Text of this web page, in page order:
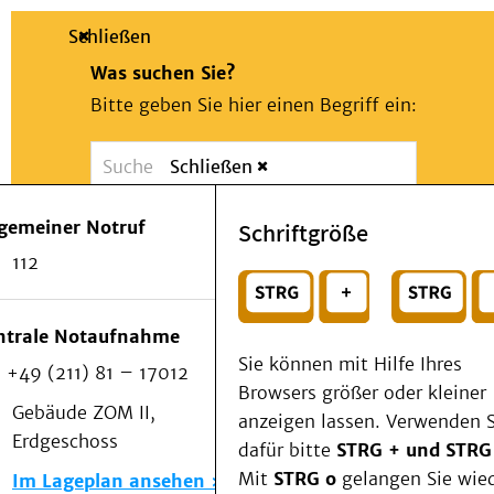
Suche
Schließen
Was suchen Sie?
Bitte geben Sie hier einen Begriff ein:
Suchen
Wählen Sie ein Thema für Ihren
Notfall
Schließen
Notruf
112
Notaufnahme
+49 (211) 81 – 17012
Gebäude ZOM II,
Erdgeschoss
Im Lageplan ansehen
Schriftgröße
Sie können mit Hilfe Ihres
Browsers größer oder kleiner
anzeigen lassen. Verwenden
dafür bitte STRG + und
Mit STRG o gelangen Sie
Patienten & Besucher
Als Patient am UKD
Beratung und Unterstützung
Veranstaltungen
Kommunikation im Medizinwesen (KIM)
Notfall
Forschung & Lehre
Medizinische Fakultät